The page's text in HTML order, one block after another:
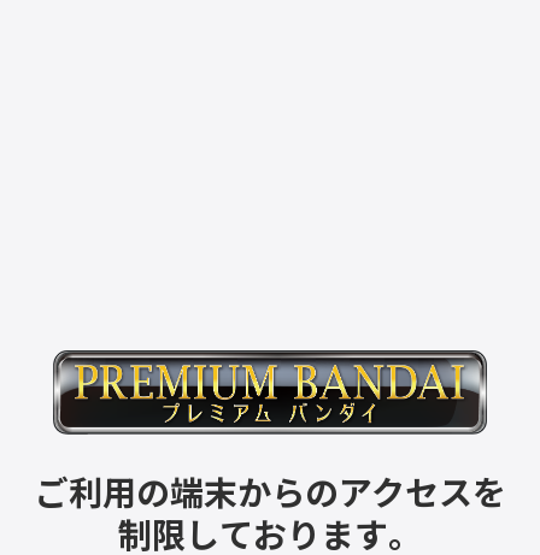
ご利用の端末からのアクセスを
制限しております。